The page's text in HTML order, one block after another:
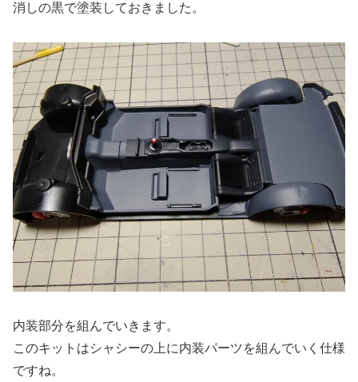
消しの黒で塗装しておきました。
内装部分を組んでいきます。
このキットはシャシーの上に内装パーツを組んでいく仕様
ですね。